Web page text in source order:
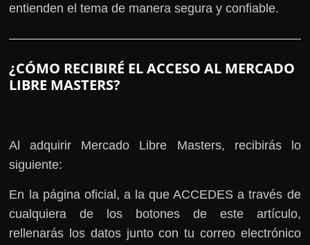
entienden el tema de manera segura y confiable.
¿CÓMO RECIBIRÉ EL ACCESO AL MERCADO
LIBRE MASTERS?
Al adquirir Mercado Libre Masters, recibirás lo
siguiente:
En la página oficial, a la que ACCEDES a través de
cualquiera de los botones de este artículo,
rellenarás los datos junto con tu correo electrónico